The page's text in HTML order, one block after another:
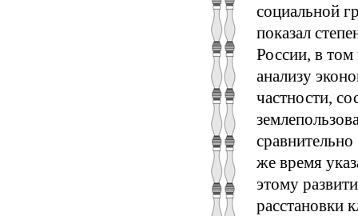
социальной
показал
России, в
анализу
частности,
же время
этому
расстановки